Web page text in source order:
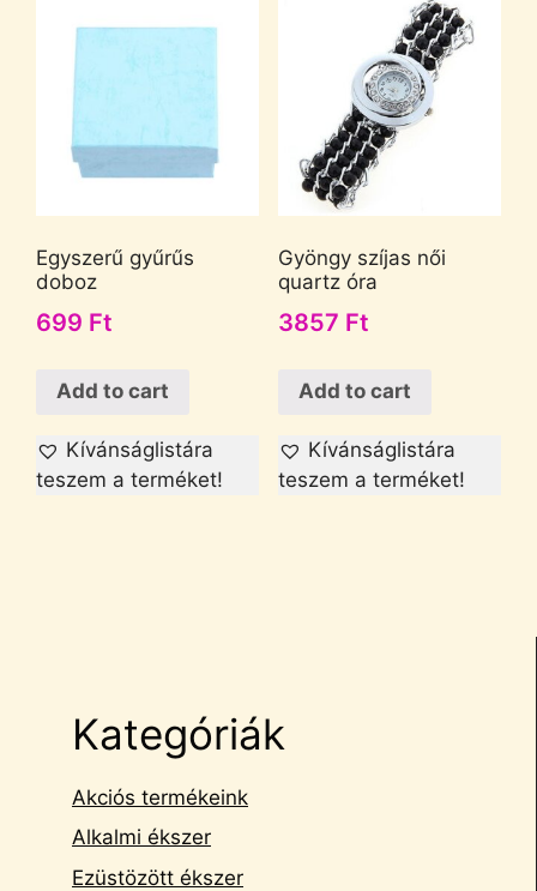
Egyszerű gyűrűs
doboz
699 Ft
Add to cart
Kívánságlistára
teszem a terméket!
Gyöngy szíjas női
quartz óra
3857 Ft
Add to cart
Kívánságlistára
teszem a terméket!
Kategóriák
Akciós termékeink
Alkalmi ékszer
Ezüstözött ékszer